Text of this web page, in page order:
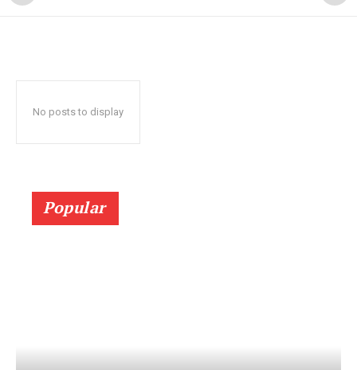
No posts to display
Popular